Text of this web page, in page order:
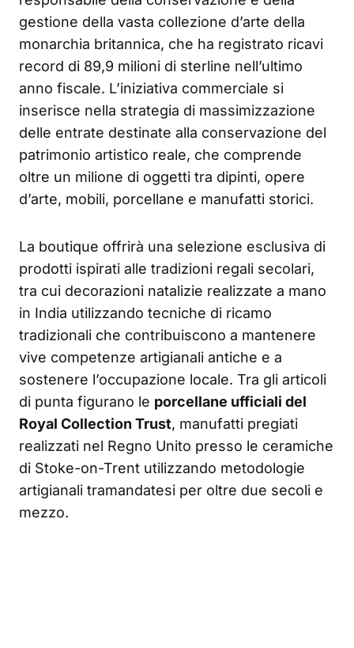
gestione della vasta collezione d’arte della
monarchia britannica, che ha registrato ricavi
record di 89,9 milioni di sterline nell’ultimo
anno fiscale. L’iniziativa commerciale si
inserisce nella strategia di massimizzazione
delle entrate destinate alla conservazione del
patrimonio artistico reale, che comprende
oltre un milione di oggetti tra dipinti, opere
d’arte, mobili, porcellane e manufatti storici.
La boutique offrirà una selezione esclusiva di
prodotti ispirati alle tradizioni regali secolari,
tra cui decorazioni natalizie realizzate a mano
in India utilizzando tecniche di ricamo
tradizionali che contribuiscono a mantenere
vive competenze artigianali antiche e a
sostenere l’occupazione locale. Tra gli articoli
di punta figurano le porcellane ufficiali del
Royal Collection Trust, manufatti pregiati
realizzati nel Regno Unito presso le ceramiche
di Stoke-on-Trent utilizzando metodologie
artigianali tramandatesi per oltre due secoli e
mezzo.